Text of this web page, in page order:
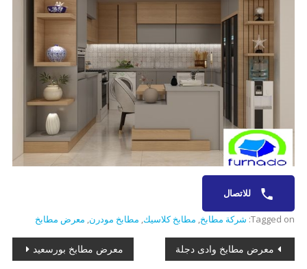
للاتصال
Tagged on: شركة مطابخ, مطابخ كلاسيك, مطابخ مودرن, معرض مطابخ
تصفّح
معرض مطابخ وادى دجلة معرض مطابخ بورسعيد